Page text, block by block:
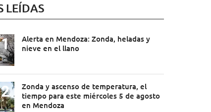
LEÍDAS
Alerta en Mendoza: Zonda, heladas y
nieve en el llano
Zonda y ascenso de temperatura, el
tiempo para este miércoles 5 de agosto
en Mendoza